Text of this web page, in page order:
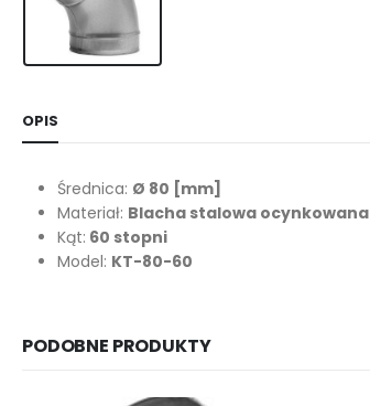
OPIS
Średnica: Ø 80 [mm]
Materiał: Blacha stalowa ocynkowana
Kąt: 60 stopni
Model: KT-80-60
PODOBNE PRODUKTY